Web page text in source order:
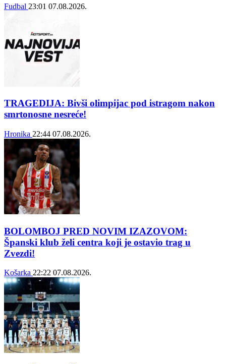
Fudbal 23:01 07.08.2026.
TRAGEDIJA: Bivši olimpijac pod istragom nakon
smrtonosne nesreće!
Hronika 22:44 07.08.2026.
BOLOMBOJ PRED NOVIM IZAZOVOM:
Španski klub želi centra koji je ostavio trag u
Zvezdi!
Košarka 22:22 07.08.2026.